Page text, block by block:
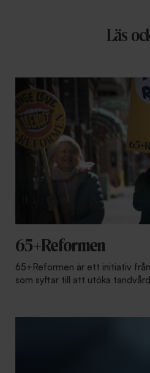
Läs
65+Reformen
65+Reformen är ett initiativ
som syftar till att utöka